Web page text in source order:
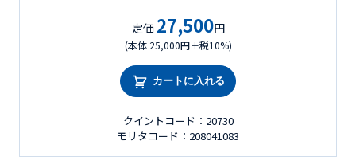
定価 27,500円
(本体 25,000円＋税10%)
カートに入れる
クイントコード：20730
モリタコード：208041083